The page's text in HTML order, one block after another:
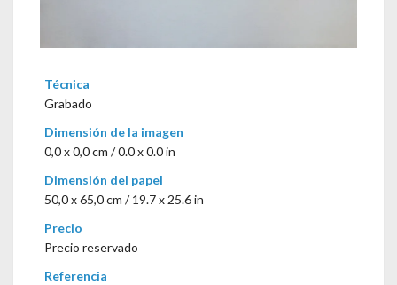
Técnica
Grabado
Dimensión de la imagen
0,0 x 0,0 cm / 0.0 x 0.0 in
Dimensión del papel
50,0 x 65,0 cm / 19.7 x 25.6 in
Precio
Precio reservado
Referencia